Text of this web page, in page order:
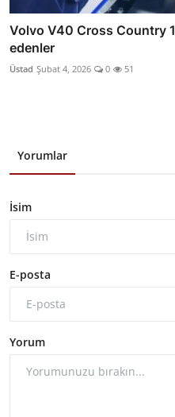
Volvo V40 Cross Country
edenler
Üstad Şubat 4, 2026 0 51
Yorumlar
İsim
E-posta
Yorum